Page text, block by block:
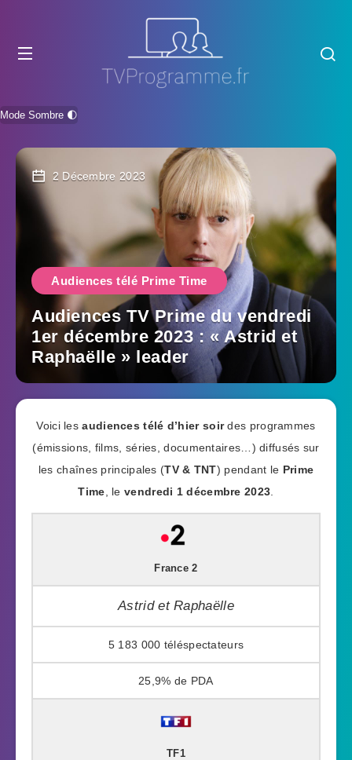
Mode Sombre 🌓
2 Décembre 2023
Audiences télé Prime Time
Audiences TV Prime du vendredi
1er décembre 2023 : « Astrid et
Raphaëlle » leader
Voici lesaudiences télé d’hier soirdes programmes
(émissions, films, séries, documentaires…) diffusés sur
les chaînes principales (TV & TNT) pendant le Prime
Time , levendredi 1 décembre 2023
France 2
Astrid et Raphaëlle
5 183 000
25,9%
TF1